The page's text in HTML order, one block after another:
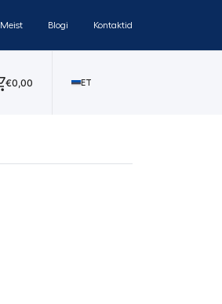
Meist Blogi Kontaktid
€0,00 ET